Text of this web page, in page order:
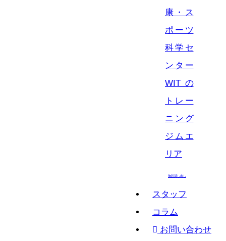
施設貸し出し
スタッフ
コラム
お問い合わせ